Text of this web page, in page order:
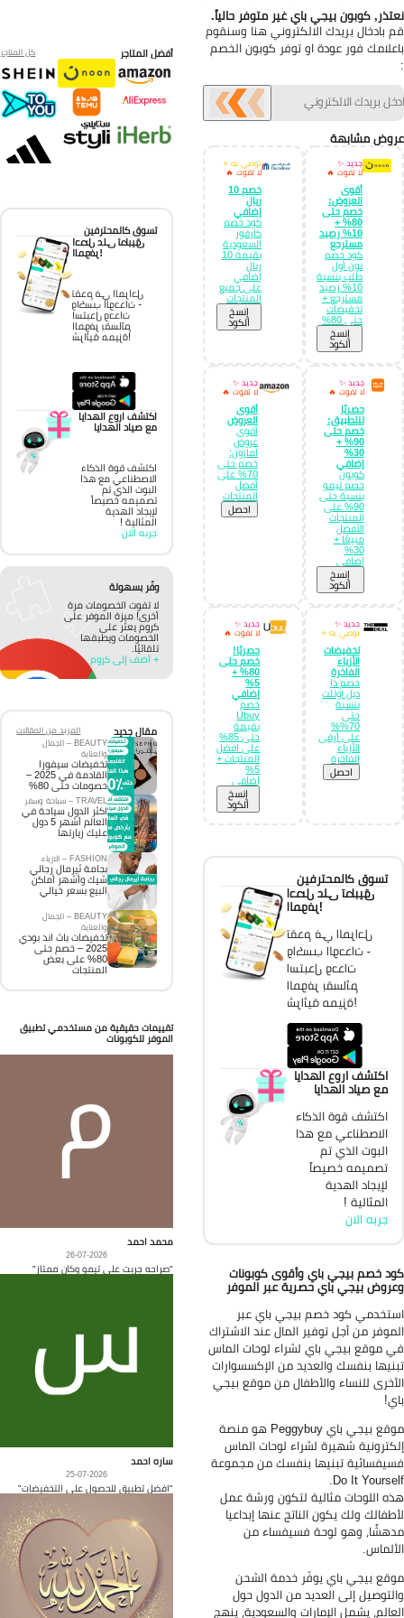
كوبون بيجي باي غير متوفر حالياً.
بادخال بريدك الالكتروني هنا وسنقوم
فور عودة او توفر كوبون الخصم
مشابهة
جديد ✨
لا تفوت 🔥
أقوى
العروض:
خصم حتى
80% +
10% رصيد
مسترجع
كود خصم
نون أول
طلب بنسبة
10% رصيد
مسترجع +
تخفيضات
حتى 80%
إِنسخ
الكود
نوصي به ⭐
لا تفوت 🔥
خصم 10
ريال
إضافي
كود خصم
كارفور
السعودية
بقيمة 10
ريال
إضافي
على جميع
المنتجات
إِنسخ
الكود
جديد ✨
لا تفوت 🔥
حصريًا
للتطبيق:
خصم حتى
90% +
30%
إضافي
كوبون
خصم تيمو
بنسبة حتى
90% على
المنتجات
الأفضل
مبيعًا +
30%
إضافي
إِنسخ
الكود
جديد ✨
لا تفوت 🔥
أقوى
العروض
أقوى
عروض
امازون:
خصم حتى
70% على
أفضل
المنتجات
احصل
جديد ✨
نوصي به ⭐
تخفيضات
الأزياء
الفاخرة
خصم ذا
ديل اوتلت
بنسبة
حتى
70%%
على أرقى
الأزياء
الفاخرة
احصل
جديد ✨
لا تفوت 🔥
حصريًا!
خصم حتى
80% +
5%
إضافي
خصم
Ubuy
بقيمة
حتى 85%
على افضل
المنتجات +
5%
إضافي
إِنسخ
الكود
تسوق كالمحترفين
احصل على تطبيق
الموفر!
تقدم في المراحل
واكسب الوحدات -
استبدل وحدات
الموفر بقسائم
شرائية مميزة!
اكتشف اروع الهدايا
مع صياد الهدايا
اكتشف قوة الذكاء
الاصطناعي مع هذا
البوت الذي تم
تصميمه خصيصاً
لإيجاد الهدية
المثالية !
جربه الان
خصم بيجي باي وأقوى كوبونات
بيجي باي حصرية عبر الموفر
كود خصم بيجي باي عبر
من أجل توفير المال عند الاشتراك
موقع بيجي باي لشراء لوحات الماس
بنفسك والعديد من الإكسسوارات
للنساء والأطفال من موقع بيجي
موقع بيجي باي Peggybuy هو منصة
شهيرة لشراء لوحات الماس
تبنيها بنفسك من مجموعة
Do It
اللوحات مثالية لتكون ورشة عمل
ولك يكون الناتج عنها إبداعيا
وهو لوحة فسيفساء من
بيجي باي يوفّر خدمة الشحن
إلى العديد من الدول حول
يشمل الإمارات والسعودية، ينهج
أفضل المتاجر كل المتاجر
تسوق كالمحترفين
احصل على تطبيق
الموفر!
تقدم في المراحل
واكسب الوحدات -
استبدل وحدات
الموفر بقسائم
شرائية مميزة!
اكتشف اروع الهدايا
مع صياد الهدايا
اكتشف قوة الذكاء
الاصطناعي مع هذا
البوت الذي تم
تصميمه خصيصاً
لإيجاد الهدية
المثالية !
جربه الان
وفّر بسهولة
لا تفوت الخصومات مرة
أخرى! ميزة الموفر على
كروم يعثر على
الخصومات ويطبقها
تلقائيًا.
+ أضف إلى كروم
مقال جديد
المزيد من المقالات
BEAUTY – الجمال
والعناية
تخفيضات سيفورا
القادمة في 2025 –
خصومات حتى 80%
TRAVEL – سياحة وسفر
اكثر الدول سياحة في
العالم أشهر 5 دول
عليك زيارتها
FASHION – الازياء
بجامة ثيرمال رجالي
شيك وأشهر أماكن
البيع بسعر خيالي
BEAUTY – الجمال
والعناية
تخفيضات باث اند بودي
2025 – خصم حتى
80% على بعض
المنتجات
تقييمات حقيقية من مستخدمي تطبيق
الموفر للكوبونات
محمد احمد
26-07-2026
"صراحه جربت على تيمو وكان ممتاز"
ساره احمد
25-07-2026
"افضل تطبيق للحصول على التخفيضات"